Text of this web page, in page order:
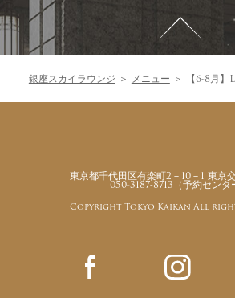
Restaurant
銀座スカイラウンジ ＞ メニュー ＞ 【6-8月
東京都千代田区有楽町2－10－1 東京
050-3187-8713 （予約センタ
Copyright Tokyo Kaikan All